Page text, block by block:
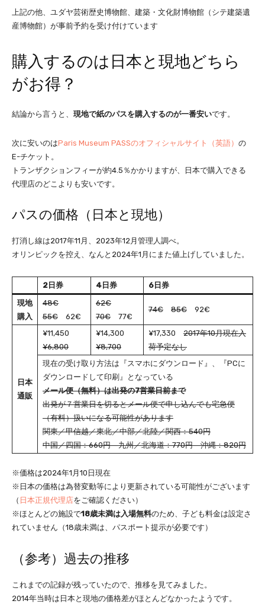
上記の他、ユダヤ芸術歴史博物館、建築・文化財博物館（シテ建築遺
産博物館）が事前予約を受け付けています
購入するのは日本と現地どちら
がお得？
結論から言うと、 現地で紙のパスを購入するのが一番安いです。
次に安いのはParis Museum PASSのオフィシャルサイト（英語） の
E-チケット。
トランザクションフィーが約4.5％かかりますが、日本で購入できる
代理店のどこよりも安いです。
パスの価格（日本と現地）
打消し線は2017年11月、2023年12月管理人調べ。
オリンピックを控え、なんと2024年1月にまた値上げしていました。
2日券 4日券
6日券
現地
購入
48€
55€ 62€
62€
70€ 77€
74€ 85€ 92€
日本
通販
¥11,450
¥6,800
¥14,300
¥8,700
¥17,330 2017年10月現在入
荷予定なし
現在の受け取り方法は『スマホにダウンロード』、『PCに
ダウンロードして印刷』となっている
メール便（無料）は出発の7営業日前まで
出発が７営業日を切るとメール便で申し込んでも宅急便
（有料）扱いになる可能性があります
関東／甲信越／東北／中部／北陸／関西：540円
中国／四国：660円 九州／北海道：770円 沖縄：820円
※価格は2024年1月10日現在
※日本の価格は為替変動等により更新されている可能性がございます
（ 日本正規代理店をご確認ください）
※ほとんどの施設で18歳未満は入場無料のため、子ども料金は設定さ
れていません（18歳未満は、パスポート提示が必要です）
（参考）過去の推移
これまでの記録が残っていたので、推移を見てみました。
2014年当時は日本と現地の価格差がほとんどなかったようです。